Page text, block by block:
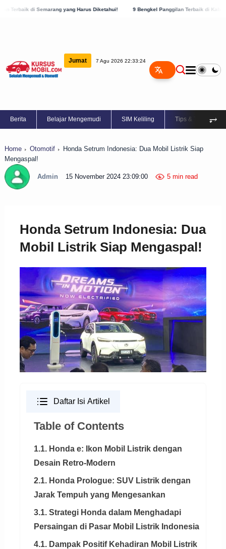
yang Harus Diketahui! 9 Bengkel Panggilan Terbaik di Kabupaten Semarang,
Jumat 7 Agu 2026 22:33:25
Berita Belajar Mengemudi SIM Keliling Tips & Trik ⥅
Home Otomotif
Honda Setrum Indonesia: Dua Mobil Listrik Siap
Mengaspal!
Admin 15 November 2024 23:09:00 5 min read
Honda Setrum Indonesia: Dua
Mobil Listrik Siap Mengaspal!
Daftar Isi Artikel
Table of Contents
1.1. Honda e: Ikon Mobil Listrik dengan
Desain Retro-Modern
2.1. Honda Prologue: SUV Listrik dengan
Jarak Tempuh yang Mengesankan
3.1. Strategi Honda dalam Menghadapi
Persaingan di Pasar Mobil Listrik Indonesia
4.1. Dampak Positif Kehadiran Mobil Listrik